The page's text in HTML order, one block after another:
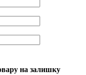
на залишку